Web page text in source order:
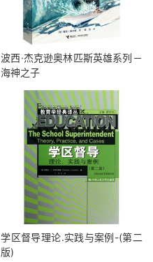
波西·杰克逊奥林匹斯英雄系列－
海神之子
学区督导理论.实践与案例-(第二
版)